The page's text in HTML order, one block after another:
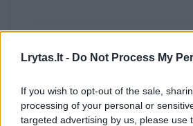
Lrytas.lt - Do Not Process My
If you wish to opt-out of the sale,
processing of your personal or
targeted advertising by us, please use
dienų įmonė palaiko
gyventojus bei karius.